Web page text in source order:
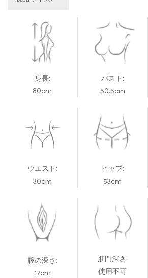
身長:
80cm
バスト:
50.5cm
ウエスト:
30cm
ヒップ:
53cm
膣の深さ:
17cm
肛門深さ:
使用不可